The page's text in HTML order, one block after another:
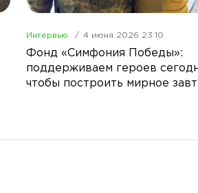
Интервью 4 июня 2026 23:10
Фонд «Симфония Победы»:
поддерживаем героев
чтобы построить мирное